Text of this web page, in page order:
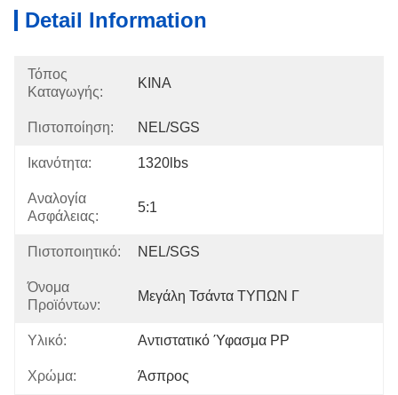
Detail Information
Τόπος
Καταγωγής:
ΚΙΝΑ
Πιστοποίηση: NEL/SGS
Ικανότητα: 1320lbs
Αναλογία
Ασφάλειας:
5:1
Πιστοποιητικό: NEL/SGS
Όνομα
Προϊόντων:
Μεγάλη Τσάντα ΤΥΠΩΝ Γ
Υλικό: Αντιστατικό Ύφασμα PP
Χρώμα: Άσπρος